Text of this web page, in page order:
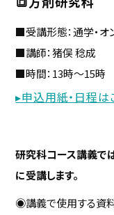
■受講形態：通学・オ
■講師：猪俣 稔成
■時間：13時～15時
▸申込用紙・日程は
研究科コース講義で
に受講します。
◉講義で使用する資料